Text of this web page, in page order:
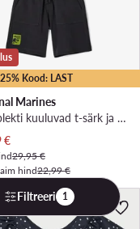
Kood: LAST
Marines
Komplekti kuuluvad t-särk ja šortsid · Jurassic World · Roheline
hind
€
29,95 €
hind22,99 €
Filtreeri 1